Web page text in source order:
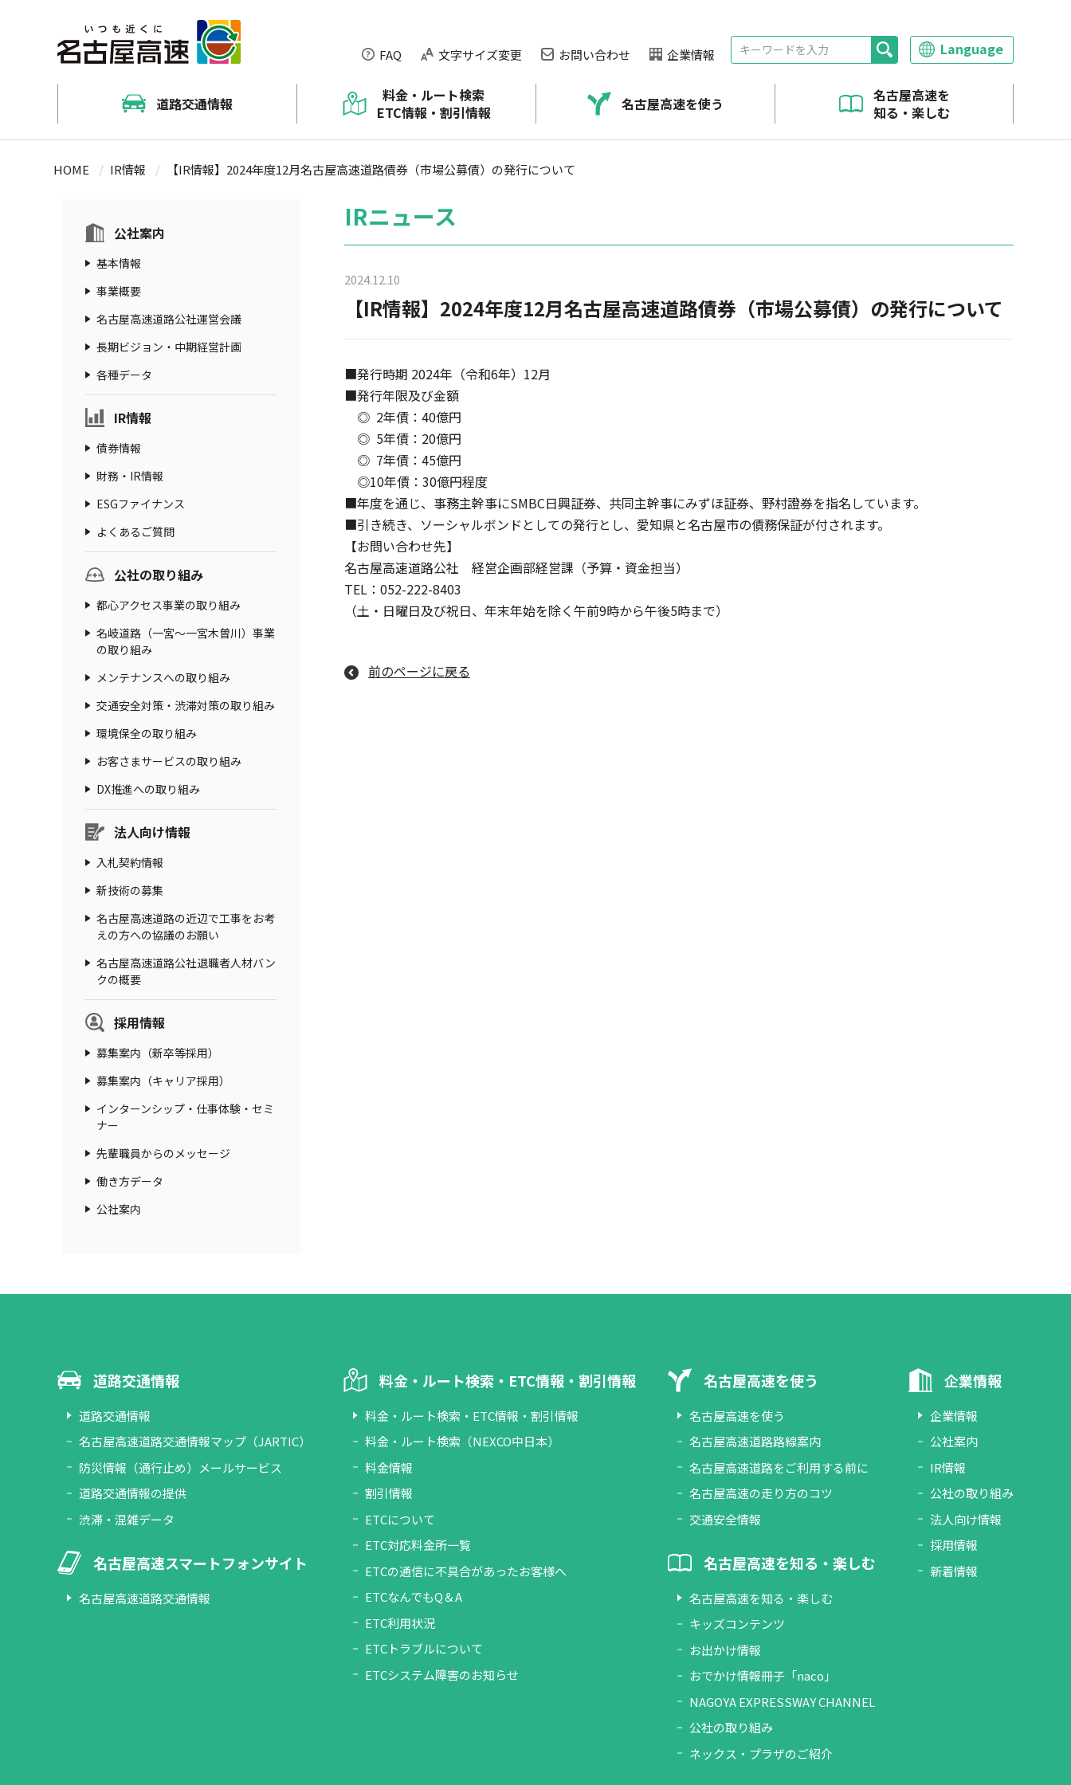
FAQ 文字サイズ変更 お問い合わせ 企業情報 Language
道路交通情報
防災情報（通行止め）メールサービス
渋滞・混雑データ
料金・ルート検索
ETC情報・割引情報
料金情報
ETCなんでもQ＆A
ETCトラブルについて
名古屋高速を使う
名古屋高速道路をご利用する前に
交通安全情報
名古屋高速を
知る・楽しむ
お出かけ情報
公社の取り組み
ネックス・プラザのご紹介
HOME IR情報 【IR情報】2024年度12月名古屋高速道路債券（市場公募債）の発行について
公社案内
基本情報
事業概要
名古屋高速道路公社運営会議
長期ビジョン・中期経営計画
各種データ
IR情報
債券情報
財務・IR情報
ESGファイナンス
よくあるご質問
公社の取り組み
都心アクセス事業の取り組み
名岐道路（一宮～一宮木曽川）事業
の取り組み
メンテナンスへの取り組み
交通安全対策・渋滞対策の取り組み
環境保全の取り組み
お客さまサービスの取り組み
DX推進への取り組み
法人向け情報
入札契約情報
新技術の募集
名古屋高速道路の近辺で工事をお考
えの方への協議のお願い
名古屋高速道路公社退職者人材バン
クの概要
採用情報
募集案内（新卒等採用）
募集案内（キャリア採用）
インターンシップ・仕事体験・セミ
ナー
先輩職員からのメッセージ
働き方データ
公社案内
IRニュース
2024.12.10
【IR情報】2024年度12月名古屋高速道路債券（市場公募債）の発行について
■発行時期 2024年（令和6年）12月
■発行年限及び金額
◎ 2年債：40億円
◎ 5年債：20億円
◎ 7年債：45億円
◎10年債：30億円程度
■年度を通じ、事務主幹事にSMBC日興証券、共同主幹事にみずほ証券、野村證券を指名しています。
■引き続き、ソーシャルボンドとしての発行とし、愛知県と名古屋市の債務保証が付されます。
【お問い合わせ先】
名古屋高速道路公社 経営企画部経営課（予算・資金担当）
TEL：052-222-8403
（土・日曜日及び祝日、年末年始を除く午前9時から午後5時まで）
前のページに戻る
道路交通情報
道路交通情報
名古屋高速道路交通情報マップ（JARTIC）
防災情報（通行止め）メールサービス
道路交通情報の提供
渋滞・混雑データ
名古屋高速スマートフォンサイト
名古屋高速道路交通情報
料金・ルート検索・ETC情報・割引情報
料金・ルート検索・ETC情報・割引情報
料金・ルート検索（NEXCO中日本）
料金情報
割引情報
ETCについて
ETC対応料金所一覧
ETCの通信に不具合があったお客様へ
ETCなんでもQ＆A
ETC利用状況
ETCトラブルについて
ETCシステム障害のお知らせ
名古屋高速を使う
名古屋高速を使う
名古屋高速道路路線案内
名古屋高速道路をご利用する前に
名古屋高速の走り方のコツ
交通安全情報
名古屋高速を知る・楽しむ
名古屋高速を知る・楽しむ
キッズコンテンツ
お出かけ情報
おでかけ情報冊子「naco」
NAGOYA EXPRESSWAY CHANNEL
公社の取り組み
ネックス・プラザのご紹介
企業情報
企業情報
公社案内
IR情報
公社の取り組み
法人向け情報
採用情報
新着情報